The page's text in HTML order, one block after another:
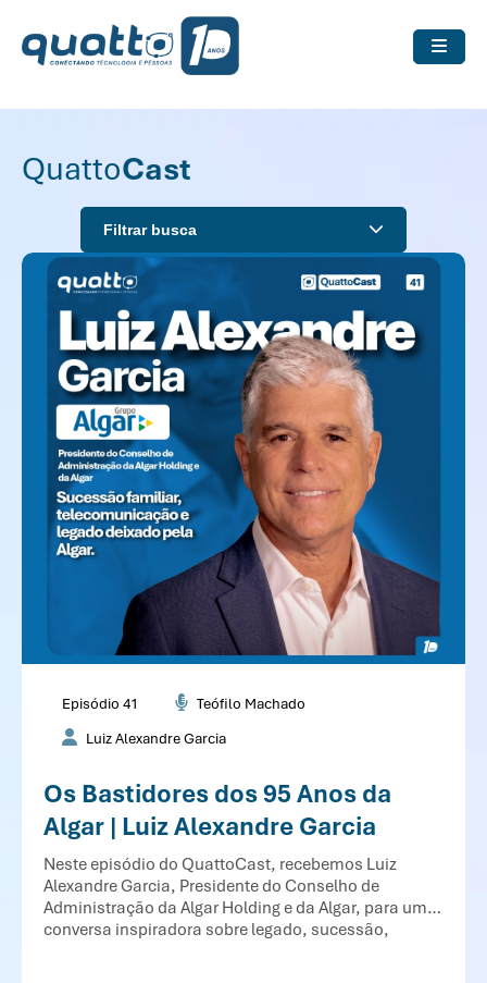
QuattoCast
Filtrar busca
Episódio 41
Teófilo Machado
Luiz Alexandre Garcia
Os Bastidores dos 95 Anos da
Algar | Luiz Alexandre Garcia
Neste episódio do QuattoCast, recebemos Luiz
Alexandre Garcia, Presidente do Conselho de
Administração da Algar Holding e da Algar, para uma
conversa inspiradora sobre legado, sucessão,